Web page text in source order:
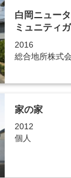
白岡ニュー
ミュニティ
2016
総合地所株式
家の家
2012
個人